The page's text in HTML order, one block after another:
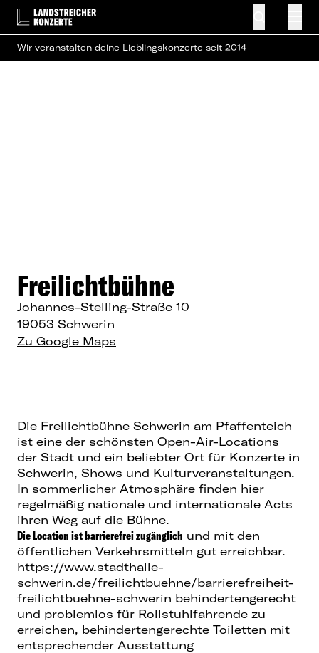
Wir veranstalten deine Lieblingskonzerte seit 2014
Freilichtbühne
Johannes-Stelling-Straße 10
19053 Schwerin
Zu Google Maps
Die Freilichtbühne Schwerin am Pfaffenteich
ist eine der schönsten Open-Air-Locations
der Stadt und ein beliebter Ort für Konzerte in
Schwerin, Shows und Kulturveranstaltungen.
In sommerlicher Atmosphäre finden hier
regelmäßig nationale und internationale Acts
ihren Weg auf die Bühne.
Die Location ist barrierefrei zugänglich und mit den
öffentlichen Verkehrsmitteln gut erreichbar.
https://www.stadthalle-
schwerin.de/freilichtbuehne/barrierefreiheit-
freilichtbuehne-schwerin behindertengerecht
und problemlos für Rollstuhlfahrende zu
erreichen, behindertengerechte Toiletten mit
entsprechender Ausstattung